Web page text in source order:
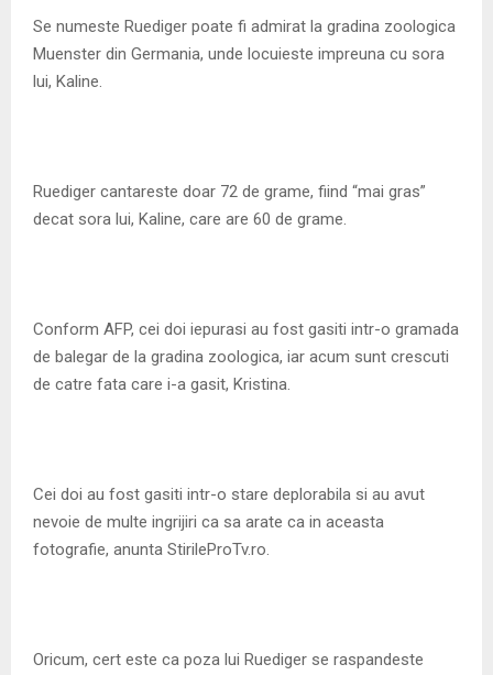
E
U
Se numeste Ruediger poate fi admirat la gradina zoologica
Muenster din Germania, unde locuieste impreuna cu sora
lui, Kaline.
Ruediger cantareste doar 72 de grame, fiind “mai gras”
decat sora lui, Kaline, care are 60 de grame.
Conform AFP, cei doi iepurasi au fost gasiti intr-o gramada
de balegar de la gradina zoologica, iar acum sunt crescuti
de catre fata care i-a gasit, Kristina.
Cei doi au fost gasiti intr-o stare deplorabila si au avut
nevoie de multe ingrijiri ca sa arate ca in aceasta
fotografie, anunta StirileProTv.ro.
Oricum, cert este ca poza lui Ruediger se raspandeste